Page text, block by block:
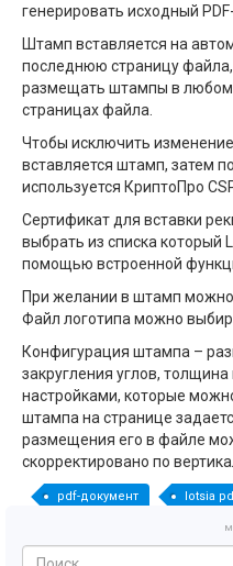
генерировать исходный
Штамп вставляется на
последнюю страницу
размещать штампы в любом
страницах файла.
Чтобы исключить
вставляется штамп, затем
используется КриптоПро
Сертификат для вставки
выбрать из списка который
помощью встроенной
При желании в штамп можно
Файл логотипа можно
Конфигурация штампа –
закругления углов,
настройками, которые
штампа на странице
размещения его в файле
скорректировано по
pdf-документ lotsia